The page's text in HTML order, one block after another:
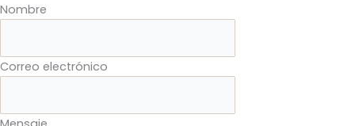
Nombre
Correo electrónico